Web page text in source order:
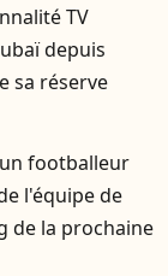
TV
depuis
sa réserve
footballeur
l'équipe de
de la prochaine